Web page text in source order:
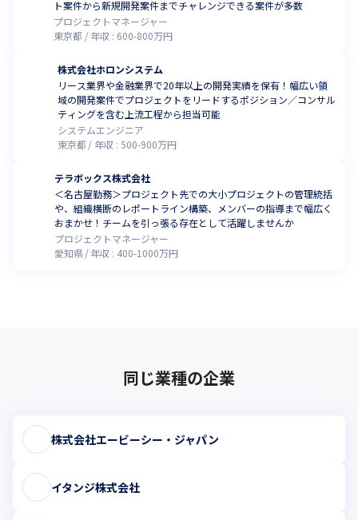
ト案件から新規開発案件までチャレンジできる案件が多数
プロジェクトマネージャー
東京都
年収 : 600-800万円
株式会社ホロンシステム
リース業界や金融業界で20年以上の開発実績を保有！幅広い領
域の開発案件でプロジェクトをリードするポジション／コンサル
ティングを含む上流工程から担当可能
システムエンジニア
東京都
年収 : 500-900万円
テラボックス株式会社
＜名古屋勤務＞プロジェクト先での大小プロジェクトの管理統括
や、組織横断のレポートライン構築、メンバーの指導まで幅広く
おまかせ！チームを引っ張る存在として活躍しませんか
プロジェクトマネージャー
愛知県
年収 : 400-1000万円
同じ業種の企業
株式会社エービーシー・ジャパン
イタンジ株式会社